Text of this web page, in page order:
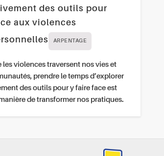
des outils pour
aux violences
ARPENTAGE
les violences traversent nos vies et
prendre le temps d’explorer
des outils pour y faire face est
de transformer nos pratiques.